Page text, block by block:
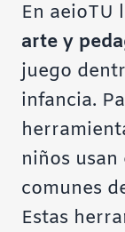
En aeioTU
arte y
juego
infancia.
niños usan
comunes
Estas